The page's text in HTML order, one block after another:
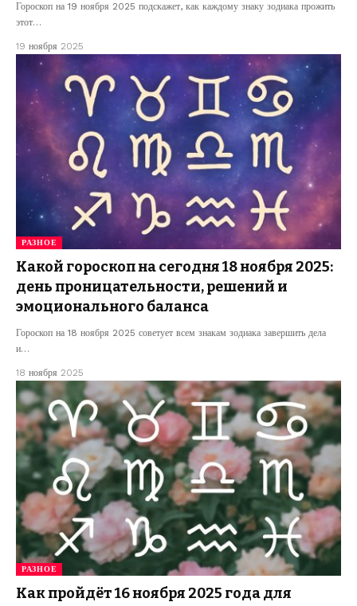
Гороскоп на 19 ноября 2025 подскажет, как каждому знаку зодиака прожить
этот…
19 ноября 2025
РАЗНОЕ
Какой гороскоп на сегодня 18 ноября 2025:
день проницательности, решений и
эмоционального баланса
Гороскоп на 18 ноября 2025 советует всем знакам зодиака завершить дела
и…
18 ноября 2025
РАЗНОЕ
Как пройдёт 16 ноября 2025 года для